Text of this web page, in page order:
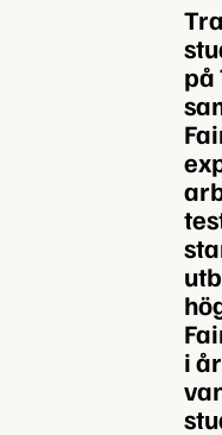
på
i